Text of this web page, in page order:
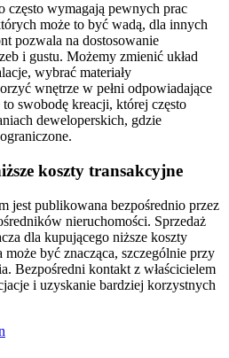
często wymagają pewnych prac
może to być wadą, dla innych
pozwala na dostosowanie
i gustu. Możemy zmienić układ
wybrać materiały
wnętrze w pełni odpowiadające
swobodę kreacji, której często
deweloperskich, gdzie
koszty transakcyjne
jest publikowana bezpośrednio przez
nieruchomości. Sprzedaż
dla kupującego niższe koszty
może być znacząca, szczególnie przy
Bezpośredni kontakt z właścicielem
i uzyskanie bardziej korzystnych